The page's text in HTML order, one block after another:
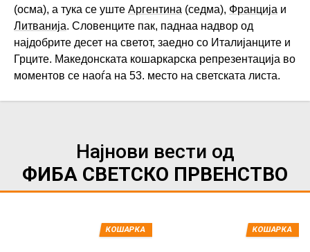
(осма), а тука се уште Аргентина (седма), Франција и
Литванија. Словенците пак, паднаа надвор од
најдобрите десет на светот, заедно со Италијанците и
Грците. Македонската кошаркарска репрезентација во
моментов се наоѓа на 53. место на светската листа.
Најнови вести од
ФИБА СВЕТСКО ПРВЕНСТВО
КОШАРКА КОШАРКА